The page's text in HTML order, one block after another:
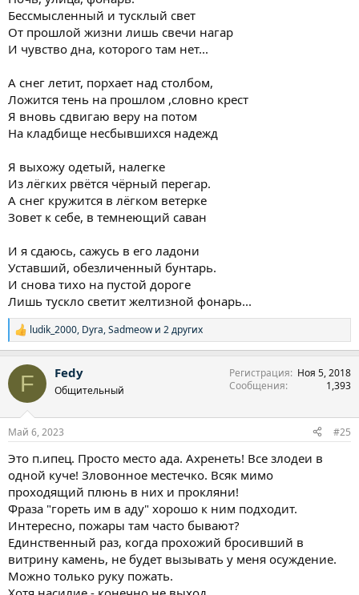
Бессмысленный и тусклый свет
От прошлой жизни лишь свечи нагар
И чувство дна, которого там нет...
А снег летит, порхает над столбом,
Ложится тень на прошлом ,словно крест
Я вновь сдвигаю веру на потом
На кладбище несбывшихся надежд
Я выхожу одетый, налегке
Из лёгких рвётся чёрный перегар.
А снег кружится в лёгком ветерке
Зовет к себе, в темнеющий саван
И я сдаюсь, сажусь в его ладони
Уставший, обезличенный бунтарь.
И снова тихо на пустой дороге
Лишь тускло светит желтизной фонарь...
Р
е
к
и
ludik_2000, Dyra,Sadmeowи 2 других
F Fedy
Общительный
Регистрация
Ноя 5, 2018
Сообщения
1,393
Май 6, 2023 #25
Это п.ипец. Просто место ада. Ахренеть! Все злодеи в
одной куче! Зловонное местечко. Всяк мимо
проходящий плюнь в них и прокляни!
Фраза "гореть им в аду" хорошо к ним подходит.
Интересно, пожары там часто бывают?
Единственный раз, когда прохожий бросивший в
витрину камень, не будет вызывать у меня осуждение.
Можно только руку пожать.